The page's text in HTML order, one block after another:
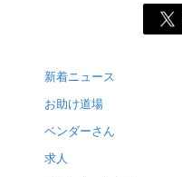
新着ニュース
お助け道場
ベンダーさん
求人